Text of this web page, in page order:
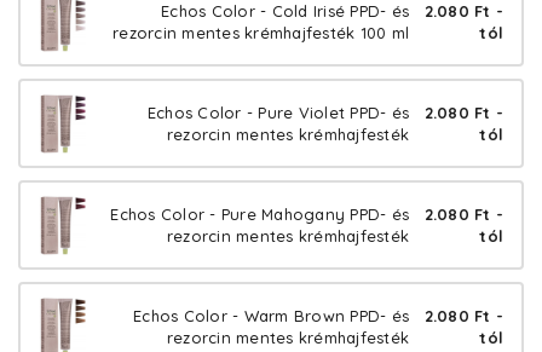
Echos Color - Cold Irisé PPD- és
rezorcin mentes krémhajfesték 100 ml
2.080 Ft -
tól
Echos Color - Pure Violet PPD- és
rezorcin mentes krémhajfesték
2.080 Ft -
tól
Echos Color - Pure Mahogany PPD- és
rezorcin mentes krémhajfesték
2.080 Ft -
tól
Echos Color - Warm Brown PPD- és
rezorcin mentes krémhajfesték
2.080 Ft -
tól